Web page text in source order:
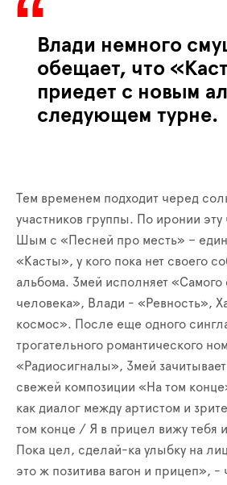
Влади немного
обещает, что
приедет с новым
следующем турне.
Тем временем подходит черед
участников группы. По иронии эту
Шым с «Песней про месть» –
«Касты», у кого пока нет своего
альбома. Змей исполняет «Самого
человека», Влади - «Ревность»,
космос». После еще одного
трогательного романтического
«Радиосигналы», Змей
свежей композиции «На том
как диалог между артистом и
том конце / Я в прицел вижу тебя
Пока цел, сделай-ка улыбку на
это ж позитива вагон и прицеп», -